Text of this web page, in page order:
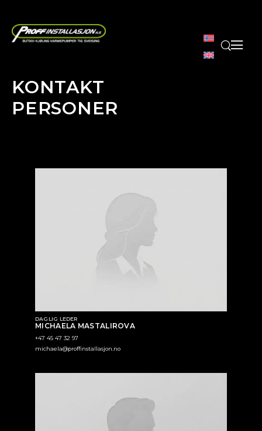
bokmål
KONTAKT
PERSONER
DAGLIG LEDER
MICHAELA MASTALIROVA
+47 45 47 32 97
michaela@proffinstallasjon.no